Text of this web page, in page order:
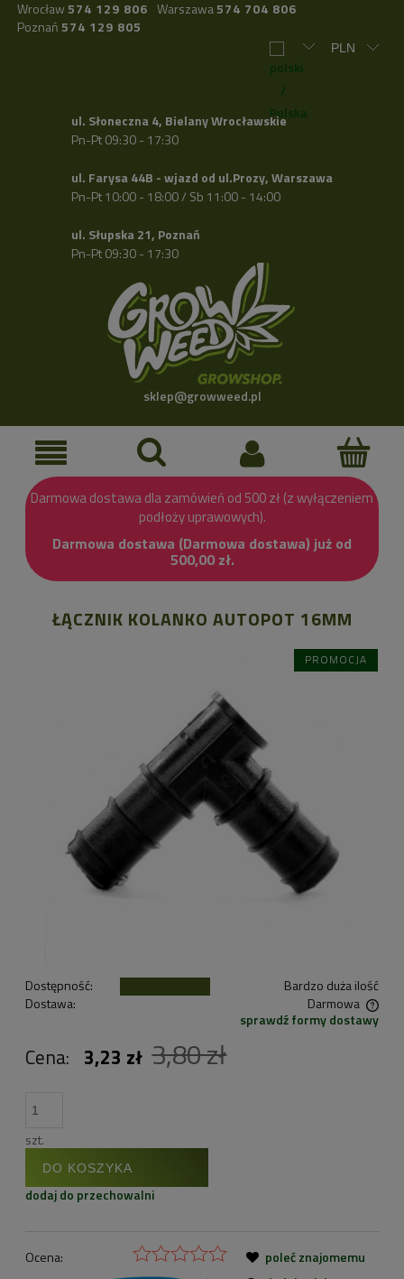
Wrocław 574 129 806 Warszawa574 704 806
Poznań 574 129 805
ul. Słoneczna 4, Bielany Wrocławskie
Pn-Pt 09:30 - 17:30
ul. Farysa 44B - wjazd od ul.Prozy, Warszawa
Pn-Pt 10:00 - 18:00 / Sb 11:00 - 14:00
ul. Słupska 21, Poznań
Pn-Pt 09:30 - 17:30
sklep@growweed.pl
Darmowa dostawa dla zamówień od 500 zł (z wyłączeniem
podłoży uprawowych).
Darmowa dostawa (Darmowa dostawa) już od
500,00 zł.
ŁĄCZNIK KOLANKO AUTOPOT 16MM
PROMOCJA
Dostępność:
Bardzo duża ilość
Dostawa:
Darmowa
Cena nie zawiera ewentualnych kosztów płatnościsprawdź formy dostawy
Cena: 3,23 zł 3,80 zł
szt.
DO KOSZYKA
dodaj do przechowalni
Ocena:
poleć znajomemu